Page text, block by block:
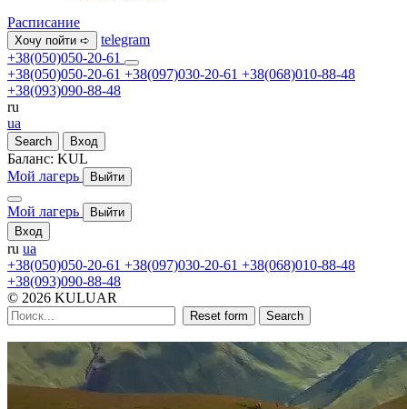
Расписание
Хочу пойти ➪
telegram
+38(050)050-20-61
+38(050)050-20-61 +38(097)030-20-61 +38(068)010-88-48
+38(093)090-88-48
ru
ua
Search Вход
Баланс: KUL
Мой лагерь
Выйти
Мой лагерь
Выйти
Вход
ru ua
+38(050)050-20-61 +38(097)030-20-61 +38(068)010-88-48
+38(093)090-88-48
© 2026 KULUAR
Reset form Search